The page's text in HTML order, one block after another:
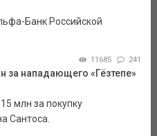
Банк Российской
11685 241
за нападающего «Гёзтепе»
млн за покупку
Сантоса.